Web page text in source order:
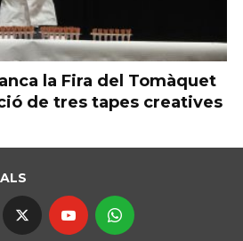
la Fira del Tomàquet
de tres tapes creatives